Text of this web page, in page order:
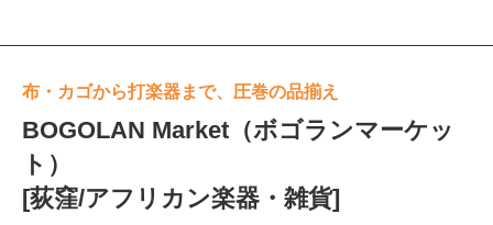
布・カゴから打楽器まで、圧巻の品揃え
BOGOLAN Market（ボゴランマーケッ
ト）
[荻窪/アフリカン楽器・雑貨]